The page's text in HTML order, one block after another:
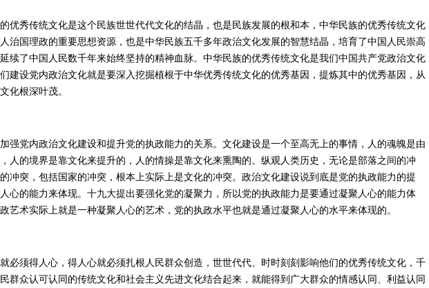
秀传统文化是这个民族世世代代文化的结晶，也是民族发展的根和本，中华民族的优秀传统文化
治国理政的重要思想资源，也是中华民族五千多年政治文化发展的智慧结晶，培育了中国人民崇高
续了中国人民数千年来始终坚持的精神血脉。中华民族的优秀传统文化是我们中国共产党政治文化
建设党内政治文化就是要深入挖掘植根于中华优秀传统文化的优秀基因，提炼其中的优秀基因，从
化根深叶茂。
党内政治文化建设和提升党的执政能力的关系。文化建设是一个至高无上的事情，人的魂魄是由
人的境界是靠文化来提升的，人的情操是靠文化来熏陶的。纵观人类历史，无论是部落之间的冲
冲突，包括国家的冲突，根本上实际上是文化的冲突。政治文化建设说到底是党的执政能力的提
心的能力来体现。十九大提出要强化党的凝聚力，所以党的执政能力是要通过凝聚人心的能力体
艺术实际上就是一种凝聚人心的艺术，党的执政水平也就是通过凝聚人心的水平来体现的。
须得人心，得人心就必须扎根人民群众创造，世世代代、时时刻刻影响他们的优秀传统文化，千
群众认可认同的传统文化和社会主义先进文化结合起来，就能得到广大群众的情感认同、利益认同